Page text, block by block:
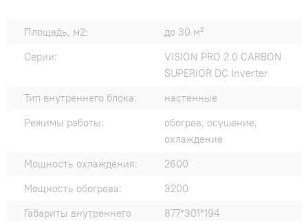
Площадь, м2:
до 30 м²
Серии:
VISION PRO 2.0 CARBON
SUPERIOR DC Inverter
Тип внутреннего блока:
настенные
Режимы работы:
обогрев, осушение,
охлаждение
Мощность охлаждения:
2600
Мощность обогрева:
3200
Габариты внутреннего
877*301*194